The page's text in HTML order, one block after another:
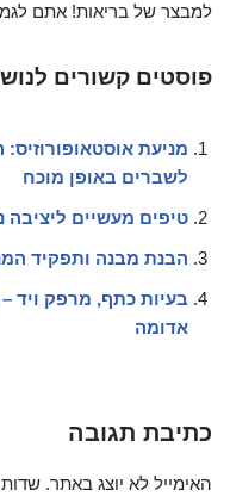
למבצר של בריאות! אתם
פוסטים קשורים
מניעת אוסטאופורוזיס:
לשברים באופן מוכח
טיפים מעשיים ליציבה
הבנת מבנה ותפקיד
בעיות כתף, מרפק ויד
אדומה
כתיבת תגובה
האימייל לא יוצג באתר.